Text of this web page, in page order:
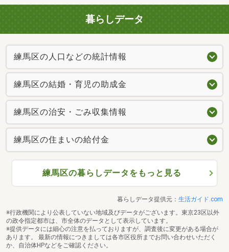
暮らしデータ
練馬区の人口などの統計情報
練馬区の結婚・育児の助成金
練馬区の治安・ごみ収集情報
練馬区の住まいの給付金
練馬区の暮らしデータをもっと見る
暮らしデータ提供元： 生活ガイド.com
※行政機関により公表していない地域及びデータがございます。東京23区以外
の政令指定都市は、市全体のデータとして表示しています。
※提供データには細心の注意を払っておりますが、調査後に変更がある場合が
あります。 最新の情報につきましては各市区役所までお問い合わせいただく
か、自治体HPなどをご確認ください。